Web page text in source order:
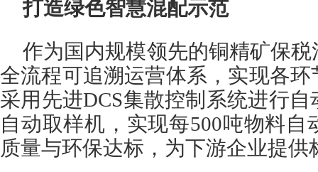
打造绿色智慧混配示范
作为国内规模领先的铜精矿保
全流程可追溯运营体系，实现各
采用先进DCS集散控制系统进行
自动取样机，实现每500吨物料
质量与环保达标，为下游企业提供